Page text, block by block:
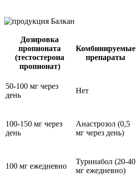
Дозировка
пропионата
(тестостерона
пропионат)
Комбинируемые
препараты
50-100 мг через
день
Нет
100-150 мг через
день
Анастрозол (0,5
мг через день)
100 мг ежедневно
Туринабол (20-40
мг ежедневно)